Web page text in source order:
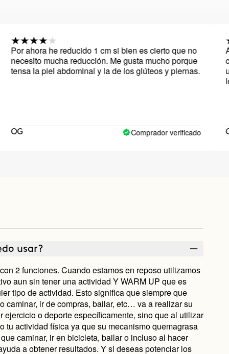
he reducido 1 cm si bien es cierto que no
reducción. Me gusta mucho porque
abdominal y la de los glúteos y piernas.
Comprador verificado
Al principio
cosas pero
un poco
lo noto
Carmen
usar?
2 funciones. Cuando estamos en reposo utilizamos
aun sin tener una actividad Y WARM UP que es
tipo de actividad. Esto significa que siempre que
caminar, ir de compras, bailar, etc… va a realizar su
ejercicio o deporte específicamente, sino que al utilizar
tu actividad física ya que su mecanismo quemagrasa
caminar, ir en bicicleta, bailar o incluso al hacer
a obtener resultados. Y si deseas potenciar los